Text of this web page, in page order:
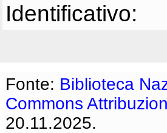
Identificativo:
Fonte: Biblioteca
Commons
20.11.2025.